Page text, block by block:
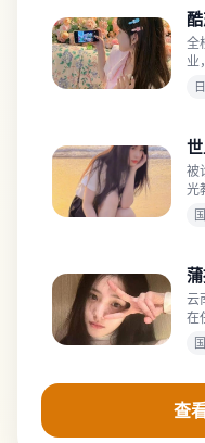
全
业
被
光
云
在
查